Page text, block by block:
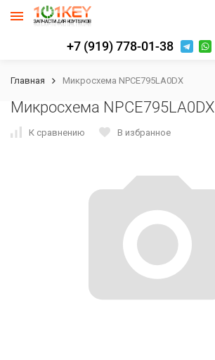
+7 (919) 778-01-38
Главная Микросхема NPCE795LA0DX
Микросхема NPCE795LA0DX
К сравнению В избранное